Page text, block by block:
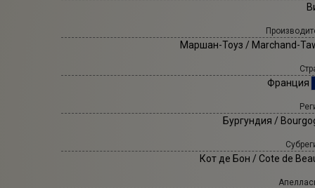
Маршан-Тоуз / Marchand-
Франция
Бургундия /
Кот де Бон / Cote de